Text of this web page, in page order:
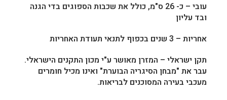
עובי –
כ- 26 ס"מ, כולל את שכבות הספוגים בדי הגנה
ובד עליון
אחריות – 3 שנים בכפוף לתנאי תעודת האחריות
תקן ישראלי – המזרן מאושר ע"י מכון התקנים הישראלי.
עבר את "מבחן הסיגריה הבוערת" ואינו מכיל חומרים
מעכבי בעירה המסוכנים לבריאות.